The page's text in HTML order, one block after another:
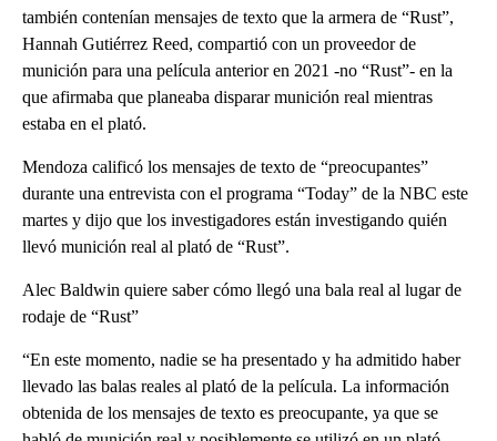
también contenían mensajes de texto que la armera de “Rust”,
Hannah Gutiérrez Reed, compartió con un proveedor de
munición para una película anterior en 2021 -no “Rust”- en la
que afirmaba que planeaba disparar munición real mientras
estaba en el plató.
Mendoza calificó los mensajes de texto de “preocupantes”
durante una entrevista con el programa “Today” de la NBC este
martes y dijo que los investigadores están investigando quién
llevó munición real al plató de “Rust”.
Alec Baldwin quiere saber cómo llegó una bala real al lugar de
rodaje de “Rust”
“En este momento, nadie se ha presentado y ha admitido haber
llevado las balas reales al plató de la película. La información
obtenida de los mensajes de texto es preocupante, ya que se